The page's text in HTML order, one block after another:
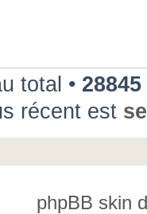
total • 28845
récent est
phpBB skin